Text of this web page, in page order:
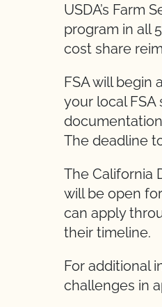
USDA’s Farm
program in all
cost share
FSA will begin
your local FSA
The deadline
The California
will be open
can apply
their timeline.
For additional
challenges in